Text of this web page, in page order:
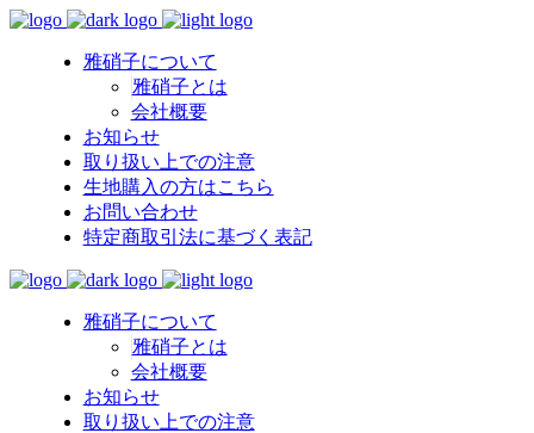
雅硝子について
雅硝子とは
会社概要
お知らせ
取り扱い上での注意
生地購入の方はこちら
お問い合わせ
特定商取引法に基づく表記
雅硝子について
雅硝子とは
会社概要
お知らせ
取り扱い上での注意